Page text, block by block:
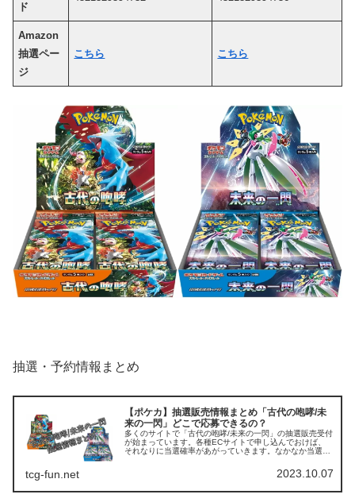
ド
Amazon
抽選ペー
ジ
こちら こちら
抽選・予約情報まとめ
【ポケカ】抽選販売情報まとめ「古代の咆哮/未
来の一閃」どこで応募できるの？
多くのサイトで「古代の咆哮/未来の一閃」の抽選販売受付
が始まっています。各種ECサイトで申し込んでおけば、
それなりに当選確率があがっていきます。なかなか当選は
tcg-fun.net 2023.10.07